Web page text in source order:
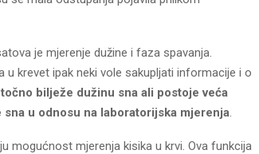
je mjerenje dužine i faza spavanja.
krevet ipak neki vole sakupljati informacije i o
bilježe dužinu sna ali postoje veća
u odnosu na laboratorijska mjerenja.
mogućnost mjerenja kisika u krvi. Ova funkcija